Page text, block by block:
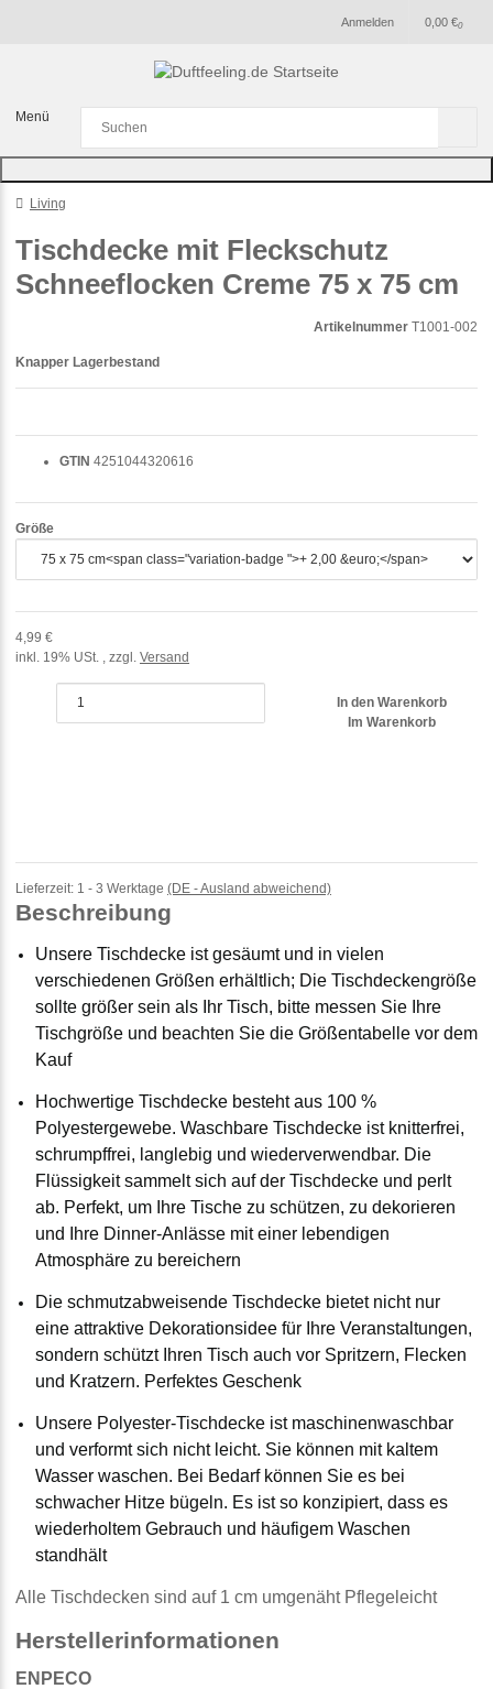
Anmelden 0
0,00 €
Menü
Living
Tischdecke mit Fleckschutz
Schneeflocken Creme 75 x 75 cm
Artikelnummer T1001-002
GTIN 4251044320616
Größe
4,99 €
inkl. 19% USt. , zzgl. Versand
In den Warenkorb
Im Warenkorb
Knapper Lagerbestand
Lieferzeit: 1 - 3 Werktage (DE - Ausland abweichend)
Beschreibung
Unsere Tischdecke ist gesäumt und in vielen
verschiedenen Größen erhältlich; Die Tischdeckengröße
sollte größer sein als Ihr Tisch, bitte messen Sie Ihre
Tischgröße und beachten Sie die Größentabelle vor dem
Kauf
Hochwertige Tischdecke besteht aus 100 %
Polyestergewebe. Waschbare Tischdecke ist knitterfrei,
schrumpffrei, langlebig und wiederverwendbar. Die
Flüssigkeit sammelt sich auf der Tischdecke und perlt
ab. Perfekt, um Ihre Tische zu schützen, zu dekorieren
und Ihre Dinner-Anlässe mit einer lebendigen
Atmosphäre zu bereichern
Die schmutzabweisende Tischdecke bietet nicht nur
eine attraktive Dekorationsidee für Ihre Veranstaltungen,
sondern schützt Ihren Tisch auch vor Spritzern, Flecken
und Kratzern. Perfektes Geschenk
Unsere Polyester-Tischdecke ist maschinenwaschbar
und verformt sich nicht leicht. Sie können mit kaltem
Wasser waschen. Bei Bedarf können Sie es bei
schwacher Hitze bügeln. Es ist so konzipiert, dass es
wiederholtem Gebrauch und häufigem Waschen
standhält
Alle Tischdecken sind auf 1 cm umgenäht Pflegeleicht
Herstellerinformationen
ENPECO